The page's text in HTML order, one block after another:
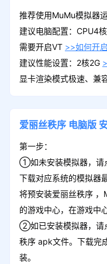
推荐使用MuMu模拟器
建议电脑配置：CPU4
需要开启VT >>如何开
建议性能设置：2核2G
显卡渲染模式极速、兼
爱丽丝秩序 电脑版
第一步：
①如未安装模拟器，请
下载对应系统的模拟器
将预安装爱丽丝秩序
的游戏中心，在游戏中
②如已安装模拟器，请
秩序 apk文件。下载完
装。